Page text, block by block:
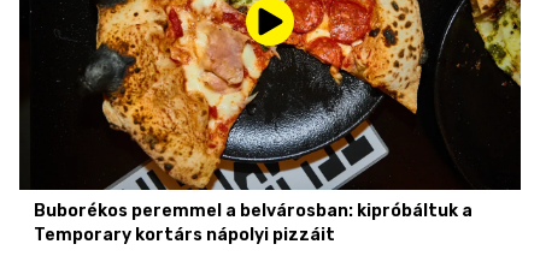
Buborékos peremmel a belvárosban: kipróbáltuk a
Temporary kortárs nápolyi pizzáit